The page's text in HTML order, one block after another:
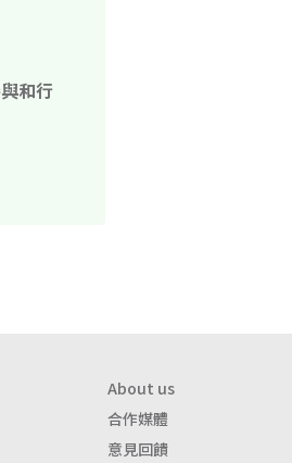
和行
About us
合作媒體
意見回饋